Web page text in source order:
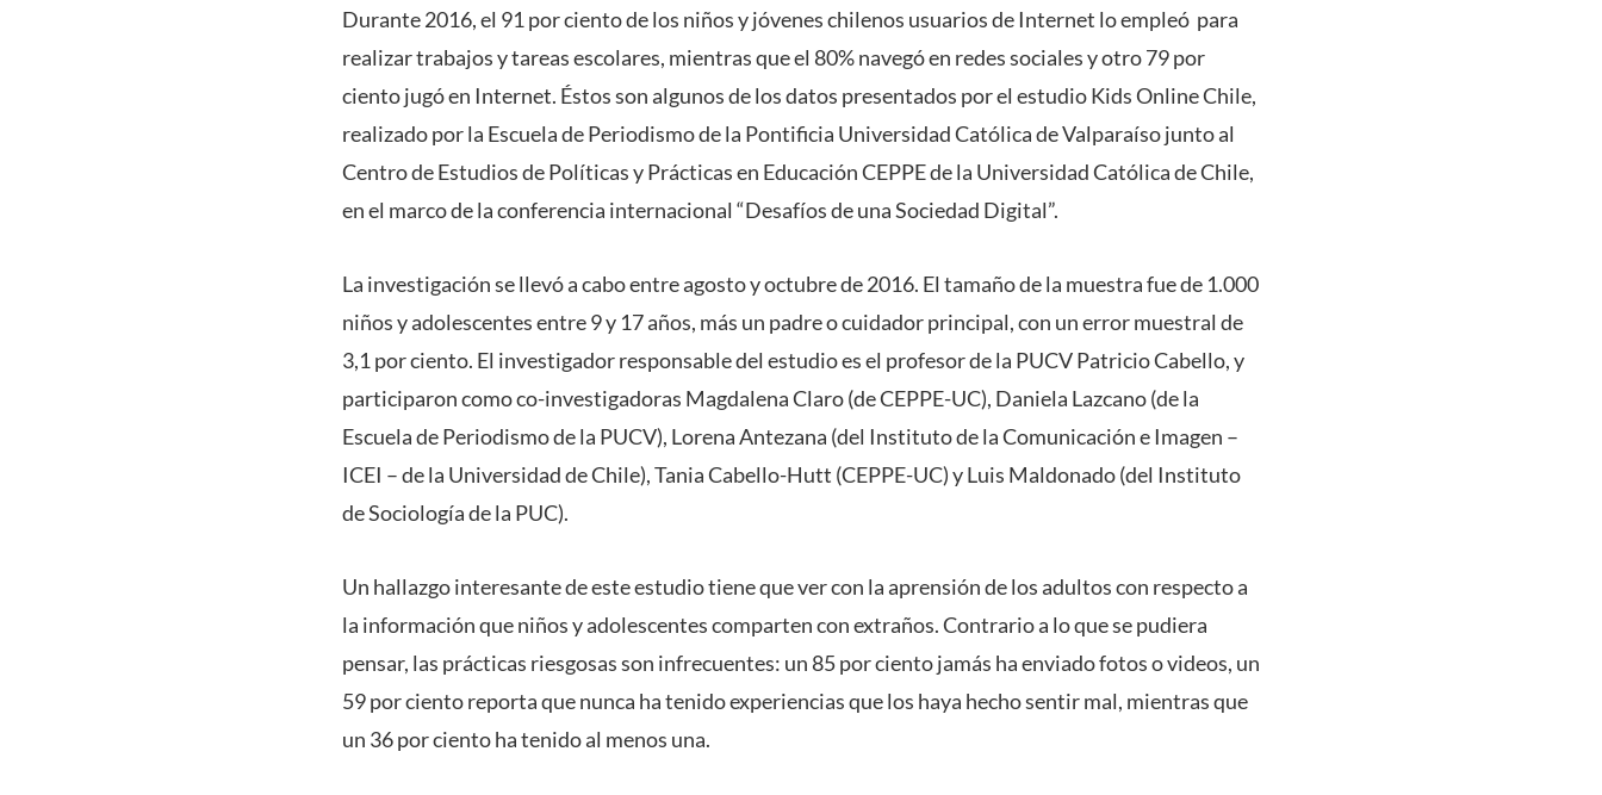
Durante 2016, el 91 por ciento de los niños y jóvenes chilenos usuarios de Internet lo empleó para
realizar trabajos y tareas escolares, mientras que el 80% navegó en redes sociales y otro 79 por
ciento jugó en Internet. Éstos son algunos de los datos presentados por el estudio Kids Online Chile,
realizado por la Escuela de Periodismo de la Pontificia Universidad Católica de Valparaíso junto al
Centro de Estudios de Políticas y Prácticas en Educación CEPPE de la Universidad Católica de Chile,
en el marco de la conferencia internacional “Desafíos de una Sociedad Digital”.
La investigación se llevó a cabo entre agosto y octubre de 2016. El tamaño de la muestra fue de 1.000
niños y adolescentes entre 9 y 17 años, más un padre o cuidador principal, con un error muestral de
3,1 por ciento. El investigador responsable del estudio es el profesor de la PUCV Patricio Cabello, y
participaron como co-investigadoras Magdalena Claro (de CEPPE-UC), Daniela Lazcano (de la
Escuela de Periodismo de la PUCV), Lorena Antezana (del Instituto de la Comunicación e Imagen –
ICEI – de la Universidad de Chile), Tania Cabello-Hutt (CEPPE-UC) y Luis Maldonado (del Instituto
de Sociología de la PUC).
Un hallazgo interesante de este estudio tiene que ver con la aprensión de los adultos con respecto a
la información que niños y adolescentes comparten con extraños. Contrario a lo que se pudiera
pensar, las prácticas riesgosas son infrecuentes: un 85 por ciento jamás ha enviado fotos o videos, un
59 por ciento reporta que nunca ha tenido experiencias que los haya hecho sentir mal, mientras que
un 36 por ciento ha tenido al menos una.